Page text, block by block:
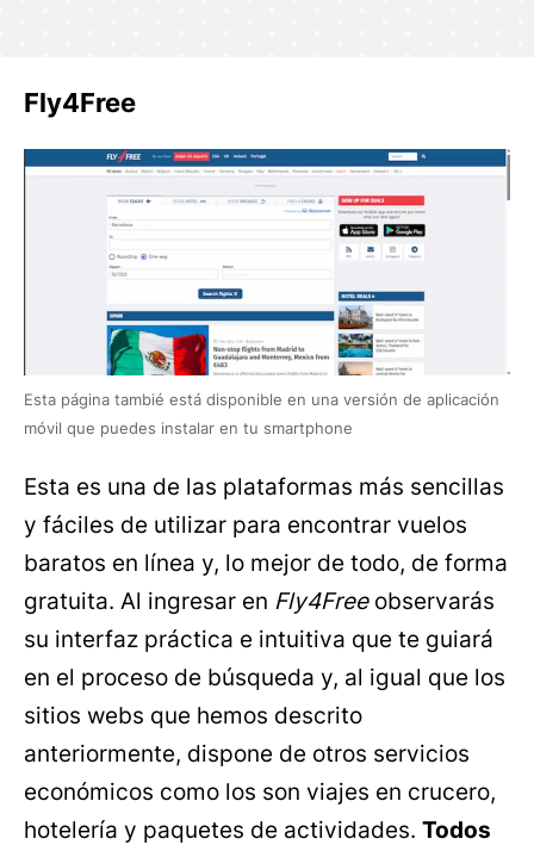
Fly4Free
Esta página tambié está disponible en una versión de aplicación
móvil que puedes instalar en tu smartphone
Esta es una de las plataformas más sencillas
y fáciles de utilizar para encontrar vuelos
baratos en línea y, lo mejor de todo, de forma
gratuita. Al ingresar en Fly4Freeobservarás
su interfaz práctica e intuitiva que te guiará
en el proceso de búsqueda y, al igual que los
sitios webs que hemos descrito
anteriormente, dispone de otros servicios
económicos como los son viajes en crucero,
hotelería y paquetes de actividades. Todos